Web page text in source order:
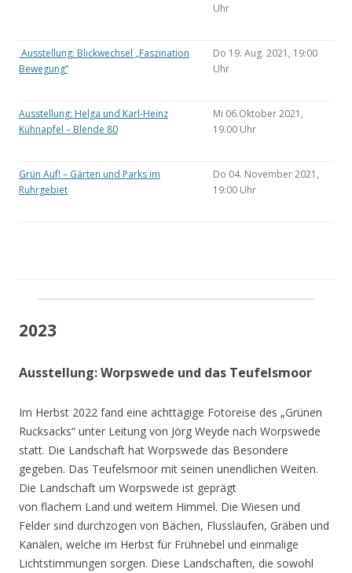
Uhr
Ausstellung: Blickwechsel „Faszination
Bewegung“
Do 19. Aug. 2021, 19:00
Uhr
Ausstellung: Helga und Karl-Heinz
Kühnapfel – Blende 80
Mi 06.Oktober 2021,
19.00 Uhr
Grün Auf! – Gärten und Parks im
Ruhrgebiet
Do 04. November 2021,
19:00 Uhr
2023
Ausstellung: Worpswede und das Teufelsmoor
Im Herbst 2022 fand eine achttägige Fotoreise des „Grünen
Rucksacks“ unter Leitung von Jörg Weyde nach Worpswede
statt. Die Landschaft hat Worpswede das Besondere
gegeben. Das Teufelsmoor mit seinen unendlichen Weiten.
Die Landschaft um Worpswede ist geprägt
von flachem Land und weitem Himmel. Die Wiesen und
Felder sind durchzogen von Bächen, Flussläufen, Gräben und
Kanälen, welche im Herbst für Frühnebel und einmalige
Lichtstimmungen sorgen. Diese Landschaften, die sowohl